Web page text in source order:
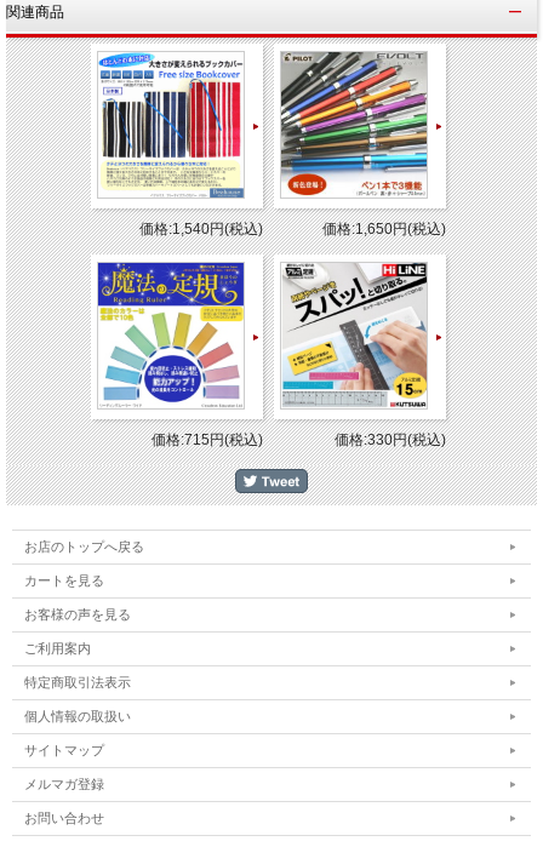
品名 FRIXION3 フリクションボール3 ウッド
品番
LKFB-2SEF-DBN ダークブラウン /LKFB-2SEF-DR ダ
ド/
LKFB-2SEF-BN ブラウン
サイズ
約）軸径：14.1mm 長さ：145.1mm 重さ：24.8g
仕様
多色ゲルインキボールペン 、スライドレバー式、フリク
キ
ペン先：極細 0.5mmボール（黒・赤・青） （替え芯-
LFBTRF30EF）
メーカー
（株）パイロットコーポレーション PILOT
【使用方法】筆跡が乾いてから、軸後部のラバーでこすると色が消えま
※証書類・宛名書きには使用できません。
こすると消えるフリクションボール3 のハイクラス。プレゼントにも
す。
※他のモール及び店頭売りと在庫を併用しておりますのでご注文後でも
の
場合がございますのであらかじめご了承下さい。
関連商品
価格:1,540円(税込) 価格:1,650円(税込)
価格:715円(税込) 価格:330円(税込)
お店のトップへ戻る
カートを見る
お客様の声を見る
ご利用案内
特定商取引法表示
個人情報の取扱い
サイトマップ
メルマガ登録
お問い合わせ